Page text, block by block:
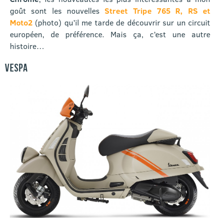
goût sont les nouvellesStreet Tripe 765 R, RS et
Moto2 (photo) qu’il me tarde de découvrir sur un circuit
européen, de préférence. Mais ça, c’est une autre
histoire…
VESPA